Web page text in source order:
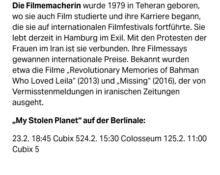
Die Filmemacherinwurde 1979 in Teheran geboren,
wo sie auch Film studierte und ihre Karriere begann,
die sie auf internationalen Filmfestivals fortführte. Sie
lebt derzeit in Hamburg im Exil. Mit den Protesten der
Frauen im Iran ist sie verbunden. Ihre Filmessays
gewannen internationale Preise. Bekannt wurden
etwa die Filme „Revolutionary Memories of Bahman
Who Loved Leila“ (2013) und „Missing“ (2016), der von
Vermisstenmeldungen in iranischen Zeitungen
ausgeht.
„My Stolen Planet“ auf der Berlinale:
23.2. 18:45 Cubix 524.2. 15:30 Colosseum 125.2. 11:00
Cubix 5